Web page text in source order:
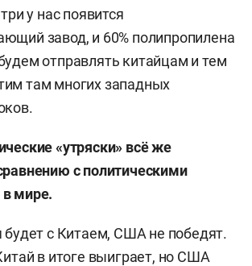
у нас появится
завод, и 60% полипропилена
отправлять китайцам и тем
там многих западных
«утряски» всё же
с политическими
мире.
будет с Китаем, США не победят.
в итоге выиграет, но США